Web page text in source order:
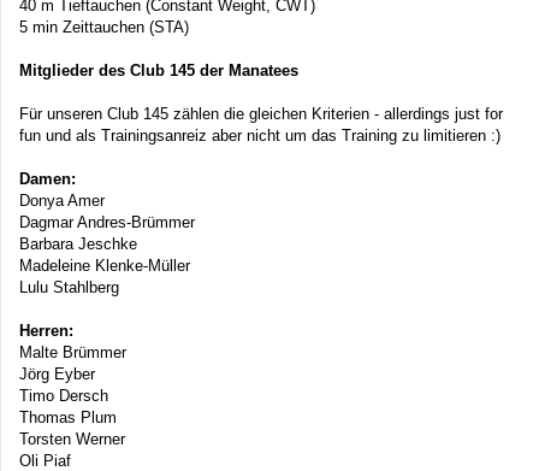
40 m Tieftauchen (Constant Weight, CWT)
5 min Zeittauchen (STA)
Mitglieder des Club 145 der Manatees
Für unseren Club 145 zählen die gleichen Kriterien - allerdings just for
fun und als Trainingsanreiz aber nicht um das Training zu limitieren :)
Damen:
Donya Amer
Dagmar Andres-Brümmer
Barbara Jeschke
Madeleine Klenke-Müller
Lulu Stahlberg
Herren:
Malte Brümmer
Jörg Eyber
Timo Dersch
Thomas Plum
Torsten Werner
Oli Piaf